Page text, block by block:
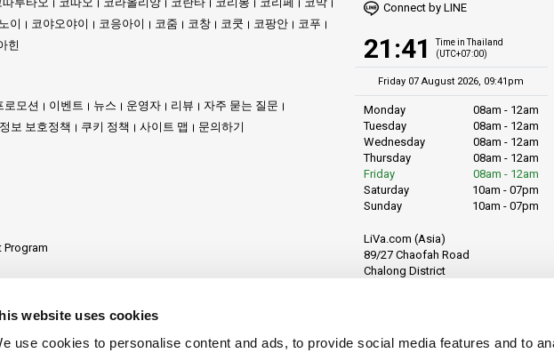
website uses cookies
use cookies to personalise content and ads, to provide social media features and to
, 누워서 휴식을 취하기에 안성맞춤입니다. 파도는 천천히 밀려와 해안가에서 조용한 소리를 내며, 자연과
원에 들어서면 울창한 정글이 맞이하는데, 하늘을 향해 우뚝 솟은 나무들과 풍부한 식생은 자연의 풍요로
험가들이 원시 자연의 아름다움을 가까이에서 만끽할 수 있습니다. 이 녹색 지대 안에는 여러 폭포가 있어, 시
로운 해양 생물로 가득한 산호초와 신비한 해저 동굴까지, 코팡안의 심해는 다이버들의 꿈을 실현하는 장
니다. 밤이 되면 야시장에 불이 켜져, 지역 공예품과 맛있는 먹거리들이 여행을 오감으로 즐길 수 있는 경
추억이 쌓입니다. 시간이 지날수록 코팡안은 오래도록 기억에 남을 순간들을 선사한다는 것을 깨닫게 됩니
, 태국의 작은 낙원 중 하나입니다. 전 세계적으로 명성이 높아 다이빙 애호가들의 핫스팟이기도 합니다.
이 코야오야이 코응아이 코줌 코창 코쿳 코팡안
코푸
힌
로모션 이벤트 뉴스 운영자 리뷰
자주 묻는 질문
보 보호정책 쿠키 정책 사이트 맵 문의하기
Program
Connect by LINE
21:41
Time in Thailand
(UTC+07:00)
Friday 07 August 2026, 09:41pm
Monday
08am - 12am
Tuesday
08am - 12am
Wednesday
08am - 12am
Thursday
08am - 12am
Friday
08am - 12am
Saturday
10am - 07pm
Sunday
10am - 07pm
LiVa.com (Asia)
89/27 Chaofah Road
Chalong District